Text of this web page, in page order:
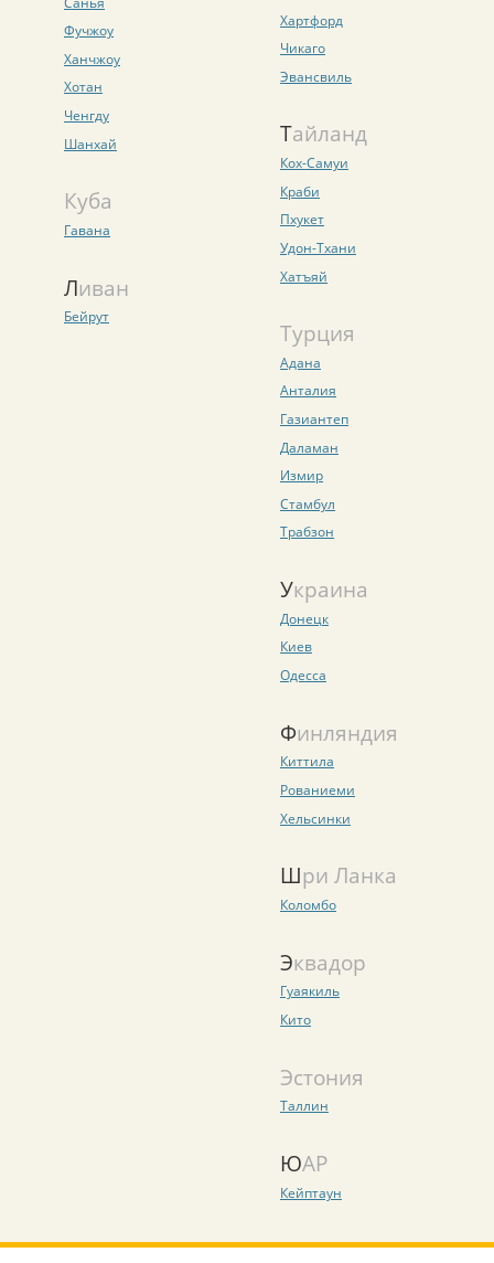
Фучжоу
Ханчжоу
Хотан
Ченгду
Шанхай
Куба
Гавана
Ливан
Бейрут
Хартфорд
Чикаго
Эвансвиль
Тайланд
Кох-Самуи
Краби
Пхукет
Удон-Тхани
Хатъяй
Турция
Адана
Анталия
Газиантеп
Даламан
Измир
Стамбул
Трабзон
Украина
Донецк
Киев
Одесса
Финляндия
Киттила
Рованиеми
Хельсинки
Шри Ланка
Коломбо
Эквадор
Гуаякиль
Кито
Эстония
Таллин
ЮАР
Кейптаун